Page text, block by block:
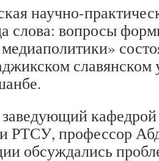
научно-
слова: вопросы
славянском
кафедрой
РТСУ, профессор
обсуждались